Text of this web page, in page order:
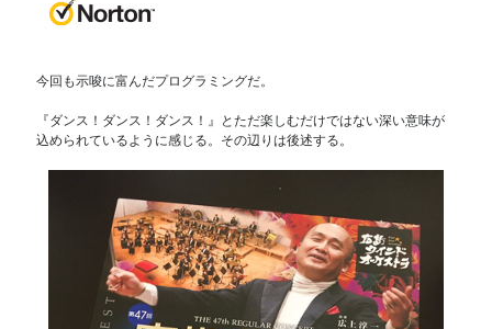
今回も示唆に富んだプログラミングだ。
『ダンス！ダンス！ダンス！』とただ楽しむだけではない深い意味が
込められているように感じる。その辺りは後述する。